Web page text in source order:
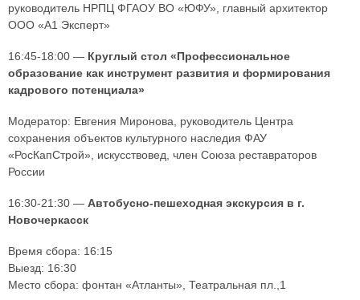
руководитель НРПЦ ФГАОУ ВО «ЮФУ», главный архитектор
ООО «А1 Эксперт»
16:45-18:00 — Круглый стол «Профессиональное
образование как инструмент развития и формирования
кадрового потенциала»
Модератор: Евгения Миронова, руководитель Центра
сохранения объектов культурного наследия ФАУ
«РосКапСтрой», искусствовед, член Союза реставраторов
России
16:30-21:30 — Автобусно-пешеходная экскурсия в г.
Новочеркасск
Время сбора: 16:15
Выезд: 16:30
Место сбора: фонтан «Атланты», Театральная пл.,1